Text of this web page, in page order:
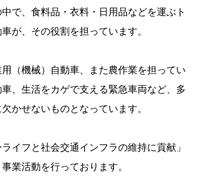
で、食料品・衣料・日用品などを運ぶト
が、その役割を担っています。
（機械）自動車、また農作業を担ってい
、生活をカゲで支える緊急車両など、多
かせないものとなっています。
イフと社会交通インフラの維持に貢献」
業活動を行っております。